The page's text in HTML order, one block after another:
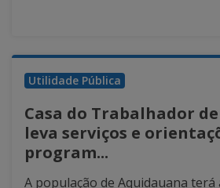
Utilidade Pública
Casa do Trabalhador
leva serviços e
program...
A população de Aquidauana terá